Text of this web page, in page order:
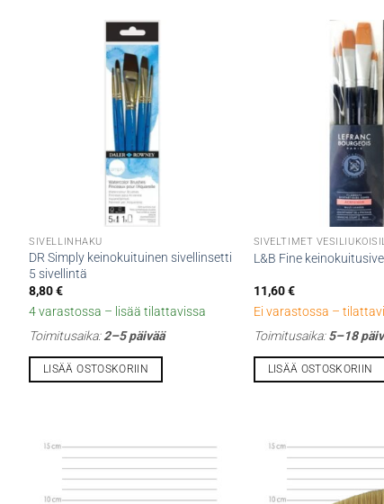
SIVELLINHAKU
DR Simply keinokuituinen sivellinsetti
5 sivellintä
8,80€
4 varastossa – lisää tilattavissa
Toimitusaika:2–5 päivää
LISÄÄ OSTOSKORIIN
SIVELTIMET
L&B Fine
11,60€
Ei varastossa –
Toimitusaika:5–18
LISÄÄ OSTOSKORIIN